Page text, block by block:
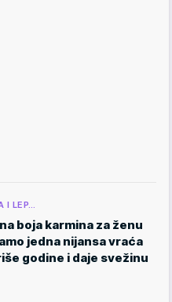
I LEP…
boja karmina za ženu
jedna nijansa vraća
godine i daje svežinu